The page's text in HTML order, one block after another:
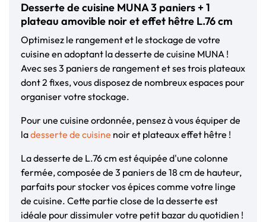
Desserte de cuisine MUNA 3 paniers + 1
plateau amovible noir et effet hêtre L.76 cm
Optimisez le rangement et le stockage de votre
cuisine en adoptant la desserte de cuisine MUNA !
Avec ses 3 paniers de rangement et ses trois plateaux
dont 2 fixes, vous disposez de nombreux espaces pour
organiser votre stockage.
Pour une cuisine ordonnée, pensez à vous équiper de
ladesserte de cuisine noir et plateaux effet hêtre !
La desserte de L.76 cm est équipée d'une colonne
fermée, composée de 3 paniers de 18 cm de hauteur,
parfaits pour stocker vos épices comme votre linge
de cuisine. Cette partie close de la desserte est
idéale pour dissimuler votre petit bazar du quotidien !